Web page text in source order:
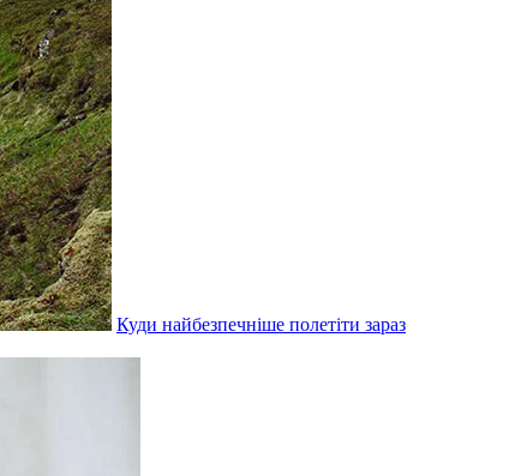
Куди найбезпечніше полетіти зараз